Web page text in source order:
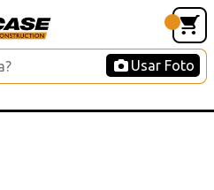
Usar Foto